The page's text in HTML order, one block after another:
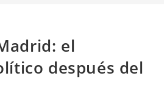
el
después del